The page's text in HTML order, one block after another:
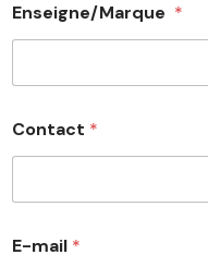
Enseigne/Marque *
Contact *
E-mail *